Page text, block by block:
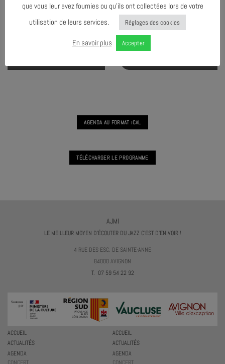
JANVIER
2027
AGENDA AU FORMATICAL
TÉLÉCHARGER LE PROGRAMME
AJMI
LE MEILLEUR MOYEN D'ÉCOUTER DU JAZZ C'EST D'EN VOIR !
4 RUE DES ESC. DE SAINTE-ANNE
84000 AVIGNON
T. 07 59 54 22 92
ACCUEIL
ACTUALITÉS
AGENDA
CONCERT
ACCUEIL
ACTUALITÉS
AGENDA
CONCERT
que vous leur avez fournies ou qu’ils ont collectées lors de votre
utilisation de leurs services.
Réglages des cookies
En savoir plus Accepter